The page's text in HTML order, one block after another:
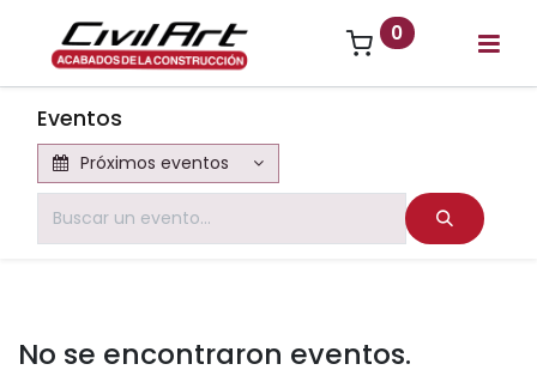
0
Eventos
Próximos eventos
No se encontraron eventos.